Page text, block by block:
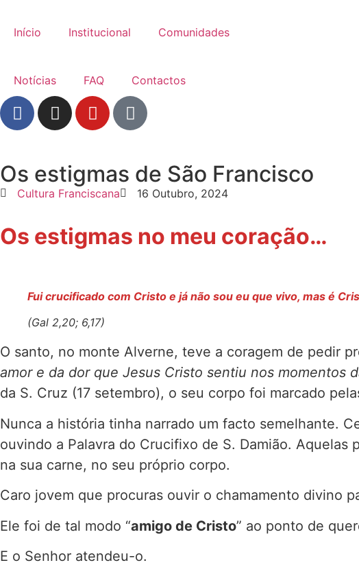
Início Institucional Comunidades
Notícias FAQ Contactos
Os estigmas de São Francisco
Cultura Franciscana 16 Outubro, 2024
Os estigmas no meu coração…
Fui crucificado com Cristo e já não sou eu que vivo, mas é
(Gal 2,20; 6,17)
O santo, no monte Alverne, teve a coragem de pedir
amor e da dor que Jesus Cristo sentiu nos momentos
da S. Cruz (17 setembro), o seu corpo foi marcado
Nunca a história tinha narrado um facto semelhante.
ouvindo a Palavra do Crucifixo de S. Damião.
na sua carne, no seu próprio corpo.
Caro jovem que procuras ouvir o chamamento divino
Ele foi de tal modo “amigo de Cristo” ao ponto de
E o Senhor atendeu-o.